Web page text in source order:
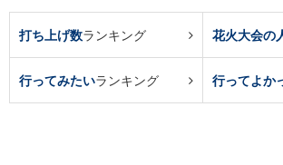
打ち上げ数ランキング 花火大会の
行ってみたいランキング 行ってよか